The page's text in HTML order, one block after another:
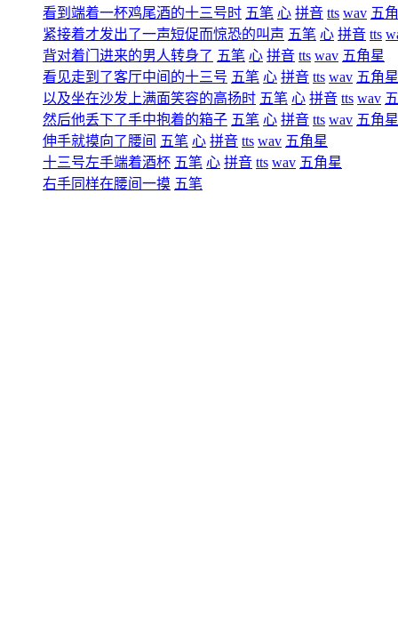
看到端着一杯鸡尾酒的十三号时 五笔 心 拼音 tts wav 五
紧接着才发出了一声短促而惊恐的叫声 五笔 心 拼音 tts
背对着门进来的男人转身了 五笔 心 拼音 tts wav 五角星
看见走到了客厅中间的十三号 五笔 心 拼音 tts wav 五角星
以及坐在沙发上满面笑容的高扬时 五笔 心 拼音 tts wav
然后他丢下了手中抱着的箱子 五笔 心 拼音 tts wav 五角星
伸手就摸向了腰间 五笔 心 拼音 tts wav 五角星
十三号左手端着酒杯 五笔 心 拼音 tts wav 五角星
右手同样在腰间一摸 五笔